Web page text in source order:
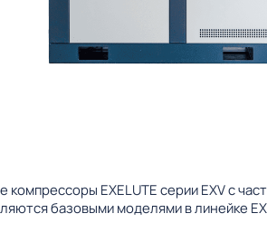
компрессоры EXELUTE серии EXV с
базовыми моделями в линейке